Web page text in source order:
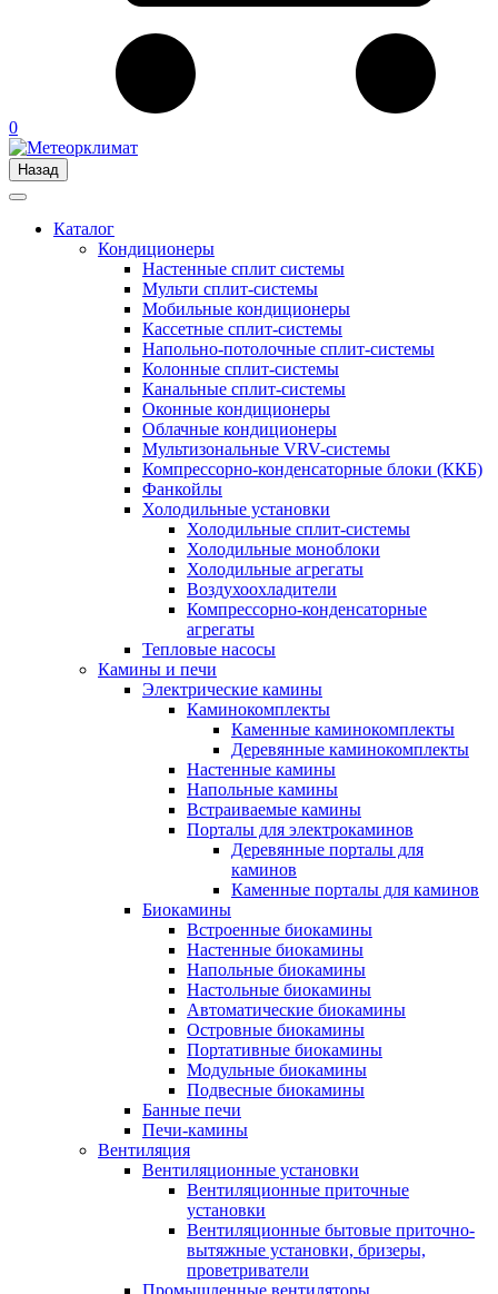
0
Назад
Каталог
Кондиционеры
Настенные сплит системы
Мульти сплит-системы
Мобильные кондиционеры
Кассетные сплит-системы
Напольно-потолочные сплит-системы
Колонные сплит-системы
Канальные сплит-системы
Оконные кондиционеры
Облачные кондиционеры
Мультизональные VRV-системы
Компрессорно-конденсаторные блоки (ККБ)
Фанкойлы
Холодильные установки
Холодильные сплит-системы
Холодильные моноблоки
Холодильные агрегаты
Воздухоохладители
Компрессорно-конденсаторные
агрегаты
Тепловые насосы
Камины и печи
Электрические камины
Каминокомплекты
Каменные каминокомплекты
Деревянные каминокомплекты
Настенные камины
Напольные камины
Встраиваемые камины
Порталы для электрокаминов
Деревянные порталы для
каминов
Каменные порталы для каминов
Биокамины
Встроенные биокамины
Настенные биокамины
Напольные биокамины
Настольные биокамины
Автоматические биокамины
Островные биокамины
Портативные биокамины
Модульные биокамины
Подвесные биокамины
Банные печи
Печи-камины
Вентиляция
Вентиляционные установки
Вентиляционные приточные
установки
Вентиляционные бытовые приточно-
вытяжные установки, бризеры,
проветриватели
Промышленные вентиляторы